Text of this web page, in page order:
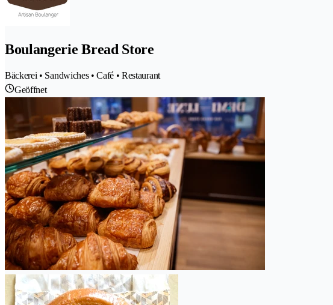
Boulangerie Bread Store
Bäckerei • Sandwiches • Café • Restaurant
Geöffnet